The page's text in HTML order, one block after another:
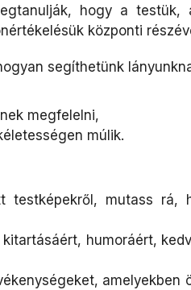
hogy a testük,
központi
segíthetünk
megfelelni,
múlik.
testképekről, mutass rá,
humoráért,
amelyekben